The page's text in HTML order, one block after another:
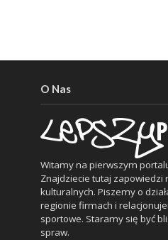
O Nas
Witamy na pierwszym
Znajdziecie tutaj zapowiedzi
kulturalnych. Piszemy o
regionie firmach i
sportowe. Staramy się być
spraw.